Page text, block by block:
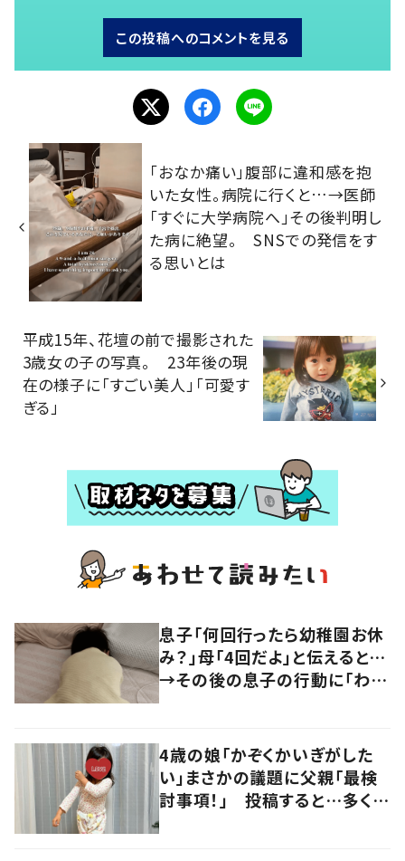
この投稿へのコメントを見る
「おなか痛い」腹部に違和感を抱
いた女性。病院に行くと…→医師
「すぐに大学病院へ」その後判明し
た病に絶望。 SNSでの発信をす
る思いとは
平成15年、花壇の前で撮影された
3歳女の子の写真。 23年後の現
在の様子に「すごい美人」「可愛す
ぎる」
息子「何回行ったら幼稚園お休
み？」母「4回だよ」と伝えると…
→その後の息子の行動に「わか
4歳の娘「かぞくかいぎがした
い」まさかの議題に父親「最検
討事項！」 投稿すると…多くの